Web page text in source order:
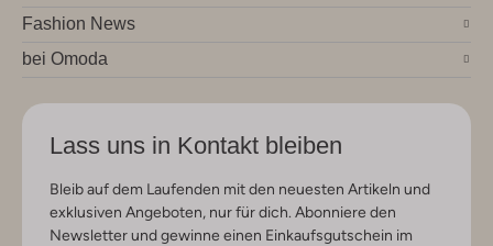
Fashion News
bei Omoda
Lass uns in Kontakt bleiben
Bleib auf dem Laufenden mit den neuesten Artikeln und
exklusiven Angeboten, nur für dich. Abonniere den
Newsletter und gewinne einen Einkaufsgutschein im